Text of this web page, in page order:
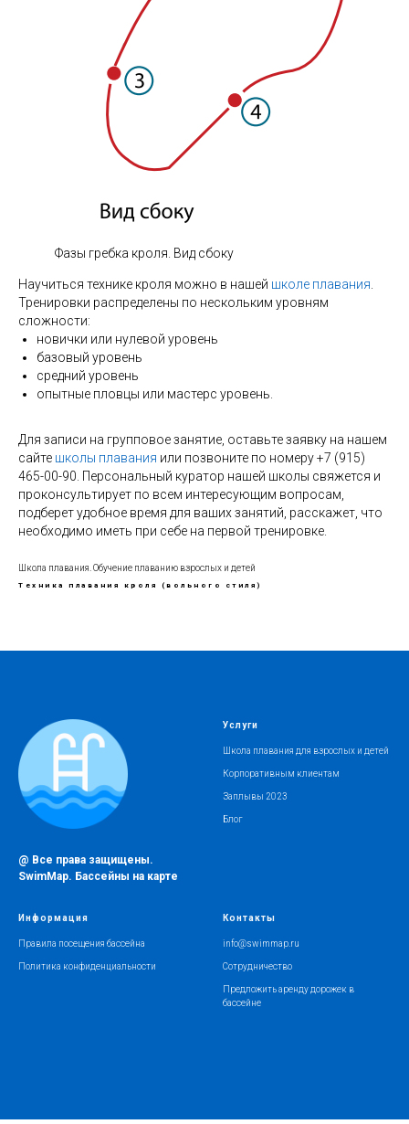
Фазы гребка кроля. Вид сбоку
Научиться технике кроля можно в нашей школе плавания
Тренировки распределены по нескольким уровням
сложности:
новички или нулевой уровень
базовый уровень
средний уровень
опытные пловцы или мастерс уровень.
Для записи на групповое занятие, оставьте заявку на нашем
сайте школы плавания или позвоните по номеру +7 (915)
465-00-90. Персональный куратор нашей школы свяжется и
проконсультирует по всем интересующим вопросам,
подберет удобное время для ваших занятий, расскажет, что
необходимо иметь при себе на первой тренировке.
Школа плавания. Обучение плаванию взрослых и детей
Техника плавания кроля (вольного стиля)
@ Все права защищены.
SwimMap. Бассейны на карте
Услуги
Школа плавания для взрослых и детей
Корпоративным клиентам
Заплывы 2023
Блог
Информация
Правила посещения бассейна
Политика конфиденциальности
Контакты
info@swimmap.ru
Сотрудничество
Предложить аренду дорожек в
бассейне